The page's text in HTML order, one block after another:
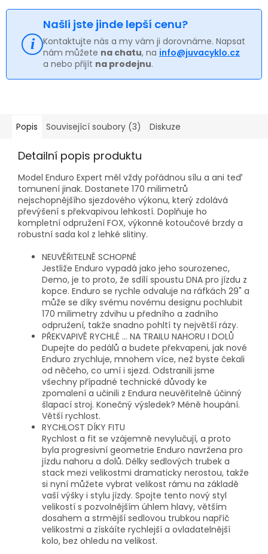
Našli jste jinde lepší cenu?
Kontaktujte nás a my vám ji dorovnáme. Napsat
nám můžete na chatu, na info@juvacyklo.cz
a nebo přijít na prodejnu.
Popis Související soubory (3) Diskuze
Detailní popis produktu
Model Enduro Expert měl vždy pořádnou sílu a ani teď
tomunení jinak. Dostanete 170 milimetrů
nejschopnějšího sjezdového výkonu, který zdolává
převýšení s překvapivou lehkostí. Doplňuje ho
kompletní odpružení FOX, výkonné kotoučové brzdy a
robustní sada kol z lehké slitiny.
NEUVĚŘITELNĚ SCHOPNÉ
Jestliže Enduro vypadá jako jeho sourozenec,
Demo, je to proto, že sdílí spoustu DNA pro jízdu z
kopce. Enduro se rychle odvaluje na ráfkách 29" a
může se díky svému novému designu pochlubit
170 milimetry zdvihu u předního a zadního
odpružení, takže snadno pohltí ty největší rázy.
PŘEKVAPIVĚ RYCHLÉ ... NA TRAILU NAHORU I DOLŮ
Dupejte do pedálů a budete překvapeni, jak nové
Enduro zrychluje, mnohem více, než byste čekali
od něčeho, co umí i sjezd. Odstranili jsme
všechny případné technické důvody ke
zpomalení a učinili z Endura neuvěřitelně účinný
šlapací stroj. Konečný výsledek? Méně houpání.
Větší rychlost.
RYCHLOST DÍKY FITU
Rychlost a fit se vzájemně nevylučují, a proto
byla progresivní geometrie Enduro navržena pro
jízdu nahoru a dolů. Délky sedlových trubek a
stack mezi velikostmi dramaticky nerostou, takže
si nyní můžete vybrat velikost rámu na základě
vaší výšky i stylu jízdy. Spojte tento nový styl
velikostí s pozvolnějším úhlem hlavy, větším
dosahem a strmější sedlovou trubkou napříč
velikostmi a získáíte rychlejší a ovladatelnější
kolo, bez ohledu na velikost.